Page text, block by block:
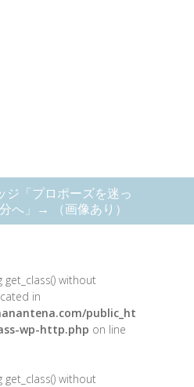
ジ「プロポーズを迷っ
へ」→ （画像あり）
get_class() without
in
public_ht
wp-http.php on line
get_class() without